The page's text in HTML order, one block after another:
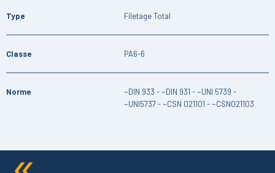
Type Filetage Total
Classe PA6-6
Norme
~DIN 933 - ~DIN 931 - ~UNI 5739 -
~UNI5737 - ~CSN 021101 - ~CSN021103